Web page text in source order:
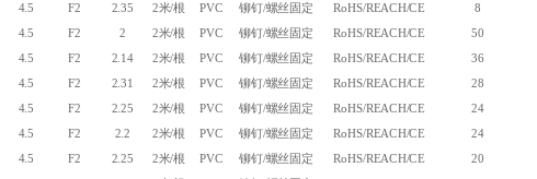
4.5 F2 2.35 2米/根 PVC 铆钉/螺丝固定 RoHS/REACH/CE
8
4.5 F2 2 2米/根 PVC 铆钉/螺丝固定 RoHS/REACH/CE
50
4.5 F2 2.14 2米/根 PVC 铆钉/螺丝固定 RoHS/REACH/CE
36
4.5 F2 2.31 2米/根 PVC 铆钉/螺丝固定 RoHS/REACH/CE
28
4.5 F2 2.25 2米/根 PVC 铆钉/螺丝固定 RoHS/REACH/CE
24
4.5 F2 2.2 2米/根 PVC 铆钉/螺丝固定 RoHS/REACH/CE
24
4.5 F2 2.25 2米/根 PVC 铆钉/螺丝固定 RoHS/REACH/CE
20